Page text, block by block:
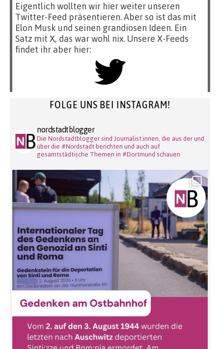
Eigentlich wollten wir hier weiter unseren
Twitter-Feed präsentieren. Aber so ist das mit
Elon Musk und seinen grandiosen Ideen. Ein
Satz mit X, das war wohl nix. Unsere X-Feeds
findet ihr aber hier:
FOLGE UNS BEI INSTAGRAM!
nordstadtblogger
Die Nordstadtblogger sind Journalist:innen, die aus der und
über die #Nordstadt berichten und auch auf
gesamtstädtische Themen in #Dortmund schauen